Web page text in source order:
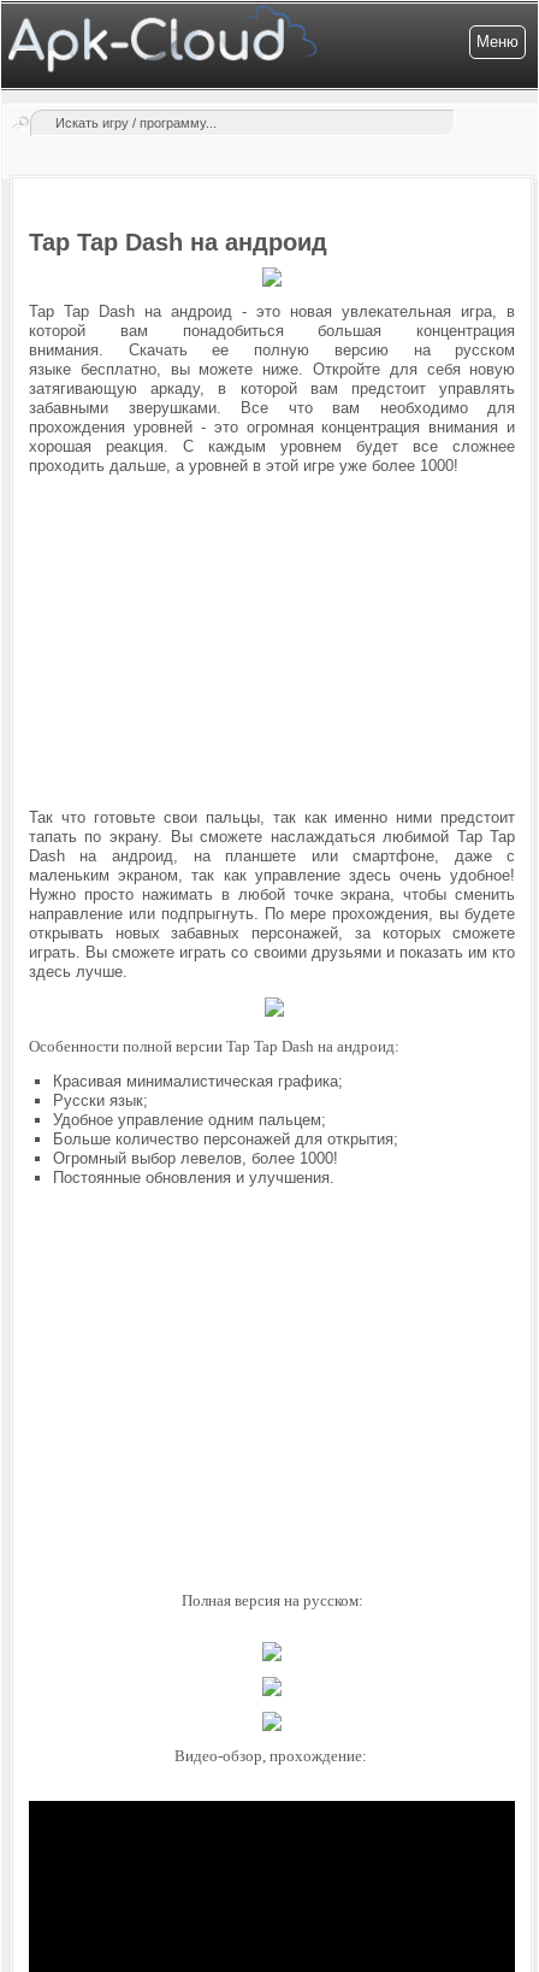
Меню
Tap Tap Dash на андроид
Tap Tap Dash на андроид - это новая увлекательная игра, в
которой вам понадобиться большая концентрация
внимания. Скачать ее полную версию на русском
языке бесплатно, вы можете ниже. Откройте для себя новую
затягивающую аркаду, в которой вам предстоит управлять
забавными зверушками. Все что вам необходимо для
прохождения уровней - это огромная концентрация внимания и
хорошая реакция. С каждым уровнем будет все сложнее
проходить дальше, а уровней в этой игре уже более 1000!
Так что готовьте свои пальцы, так как именно ними предстоит
тапать по экрану. Вы сможете наслаждаться любимой Tap Tap
Dash на андроид, на планшете или смартфоне, даже с
маленьким экраном, так как управление здесь очень удобное!
Нужно просто нажимать в любой точке экрана, чтобы сменить
направление или подпрыгнуть. По мере прохождения, вы будете
открывать новых забавных персонажей, за которых сможете
играть. Вы сможете играть со своими друзьями и показать им кто
здесь лучше.
Особенности полной версии Tap Tap Dash на андроид:
Красивая минималистическая графика;
Русски язык;
Удобное управление одним пальцем;
Больше количество персонажей для открытия;
Огромный выбор левелов, более 1000!
Постоянные обновления и улучшения.
Полная версия на русском:
Видео-обзор, прохождение: